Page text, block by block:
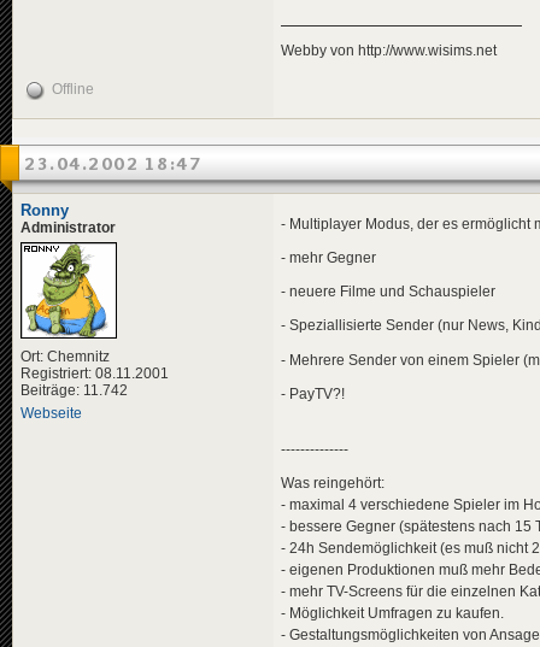
Webby von http://www.wisims.net
Offline
23.04.2002 18:47
Ronny
Administrator
Ort: Chemnitz
Registriert: 08.11.2001
Beiträge: 11.742
Webseite
- Multiplayer Modus, der es ermöglicht
- mehr Gegner
- neuere Filme und Schauspieler
- Speziallisierte Sender (nur News,
- Mehrere Sender von einem Spieler
- PayTV?!
--------------
Was reingehört:
- maximal 4 verschiedene Spieler im
- bessere Gegner (spätestens nach 15
- 24h Sendemöglichkeit (es muß nicht
- eigenen Produktionen muß mehr
- mehr TV-Screens für die einzelnen
- Möglichkeit Umfragen zu kaufen.
- Gestaltungsmöglichkeiten von